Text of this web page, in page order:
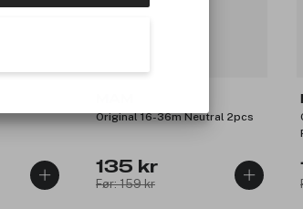
Original 16-36m Neutral 2pcs
135 kr
Før: 159 kr